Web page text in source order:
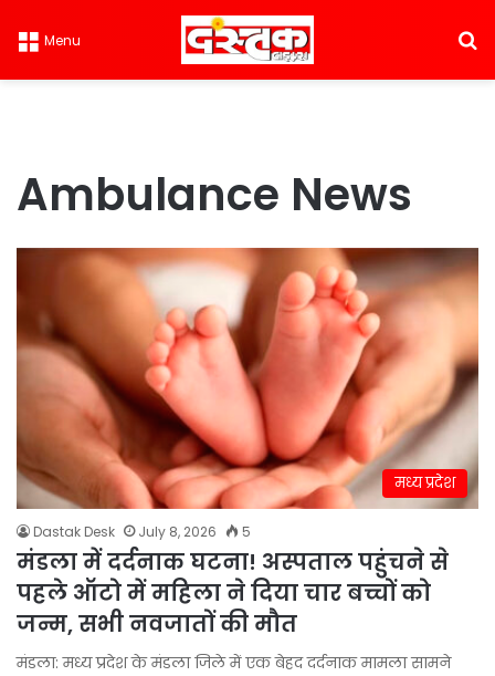
Menu
Ambulance News
मध्य प्रदेश
Dastak Desk July 8, 2026 5
मंडला में दर्दनाक घटना! अस्पताल पहुंचने से
पहले ऑटो में महिला ने दिया चार बच्चों को
जन्म, सभी नवजातों की मौत
मंडला: मध्य प्रदेश के मंडला जिले में एक बेहद दर्दनाक मामला सामने